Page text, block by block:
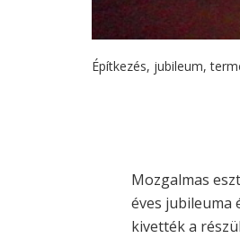
Építkezés, jubileum,
Mozgalmas
éves jubileuma
kivették a